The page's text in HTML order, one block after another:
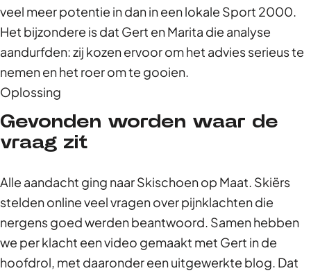
veel meer potentie in dan in een lokale Sport 2000.
Het bijzondere is dat Gert en Marita die analyse
aandurfden: zij kozen ervoor om het advies serieus te
nemen en het roer om te gooien.
Oplossing
Gevonden worden waar de
vraag zit
Alle aandacht ging naar Skischoen op Maat. Skiërs
stelden online veel vragen over pijnklachten die
nergens goed werden beantwoord. Samen hebben
we per klacht een video gemaakt met Gert in de
hoofdrol, met daaronder een uitgewerkte blog. Dat